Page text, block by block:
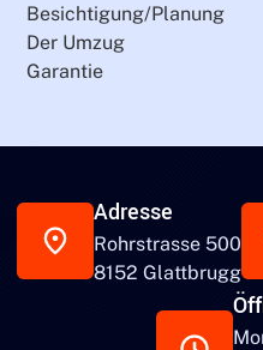
Besichtigung/Planung
Der Umzug
Garantie
Adresse
Rohrstrasse 500
8152 Glattbrugg